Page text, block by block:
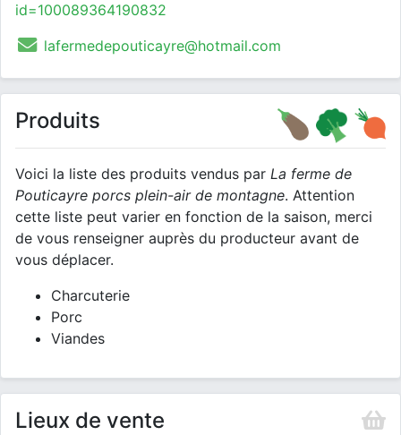
id=100089364190832
lafermedepouticayre@hotmail.com
Produits
Voici la liste des produits vendus par La ferme de
Pouticayre porcs plein-air de montagne. Attention
cette liste peut varier en fonction de la saison, merci
de vous renseigner auprès du producteur avant de
vous déplacer.
Charcuterie
Porc
Viandes
Lieux de vente